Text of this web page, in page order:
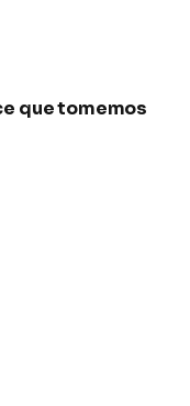
que tomemos